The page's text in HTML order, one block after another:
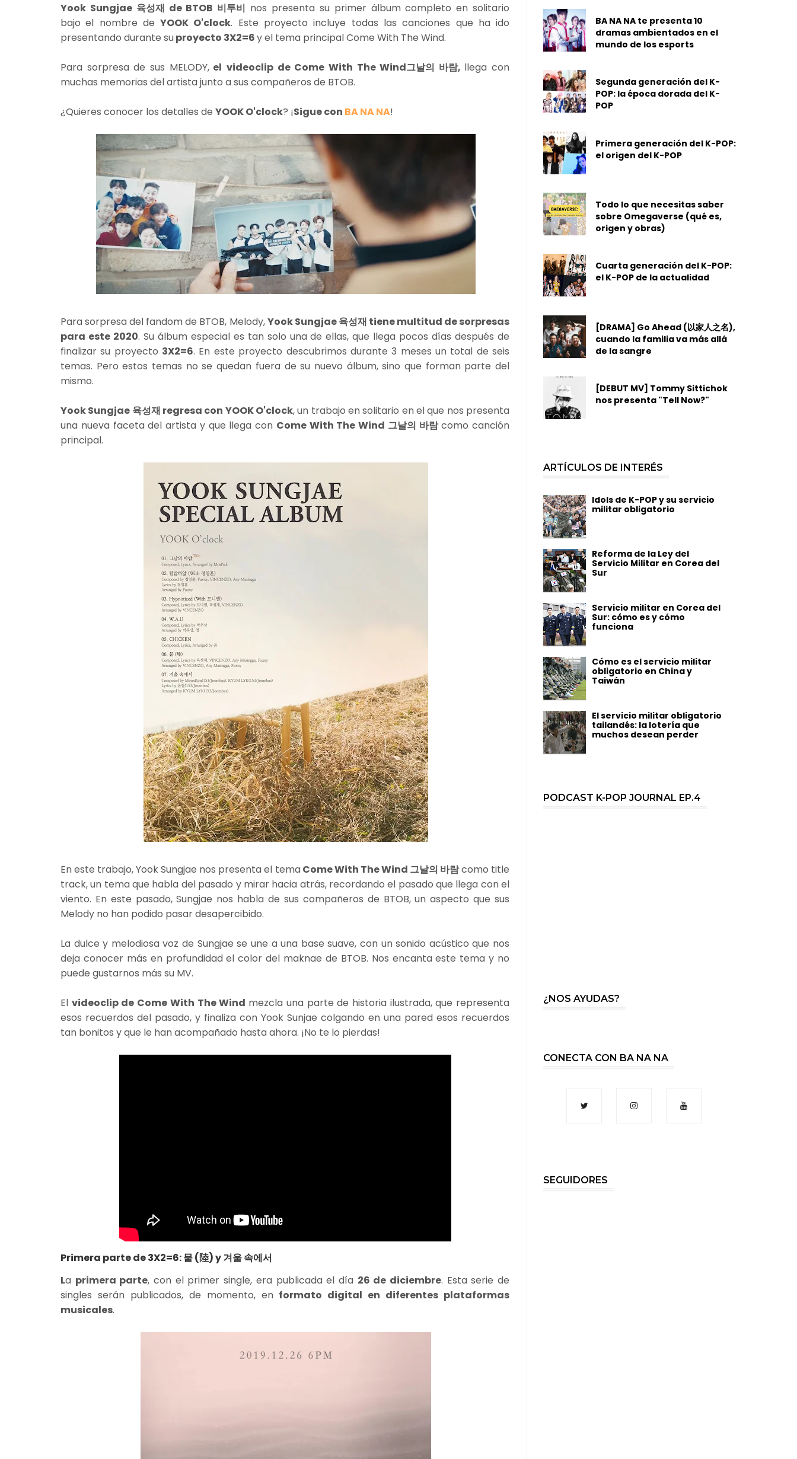
Yook Sungjae 육성재 de BTOB 비투비 nos presenta su primer álbum completo en solitario
bajo el nombre deYOOK O'clock. Este proyecto incluye todas las canciones que ha ido
presentando durante suproyecto 3X2=6y el tema principal Come With The Wind.
Para sorpresa de sus MELODY,el videoclip de Come With The Wind그날의 바람, llega con
muchas memorias del artista junto a sus compañeros de BTOB.
¿Quieres conocer los detalles de YOOK O'clock? ¡Sigue con BA NA NA!
Para sorpresa del fandom de BTOB, Melody,Yook Sungjae 육성재 tiene multitud de sorpresas
para este 2020. Su álbum especial es tan solo una de ellas, que llega pocos días después de
finalizar su proyecto 3X2=6. En este proyecto descubrimos durante 3 meses un total de seis
temas. Pero estos temas no se quedan fuera de su nuevo álbum, sino que forman parte del
mismo.
Yook Sungjae 육성재 regresa con YOOK O'clock, un trabajo en solitario en el que nos presenta
una nueva faceta del artista y que llega con Come With The Wind 그날의 바람como canción
principal.
En este trabajo, Yook Sungjae nos presenta el temaCome With The Wind 그날의 바람como title
track, un tema que habla del pasado y mirar hacia atrás, recordando el pasado que llega con el
viento. En este pasado, Sungjae nos habla de sus compañeros de BTOB, un aspecto que sus
Melody no han podido pasar desapercibido.
La dulce y melodiosa voz de Sungjae se une a una base suave, con un sonido acústico que nos
deja conocer más en profundidad el color del maknae de BTOB. Nos encanta este tema y no
puede gustarnos más su MV.
El videoclip de Come With The Wind mezcla una parte de historia ilustrada, que representa
esos recuerdos del pasado, y finaliza con Yook Sunjae colgando en una pared esos recuerdos
tan bonitos y que le han acompañado hasta ahora. ¡No te lo pierdas!
Primera parte de3X2=6:뭍 (陸)y 겨울 속에서
La primera parte, con el primer single, era publicada el día 26 de diciembre. Esta serie de
singles serán publicados, de momento, en formato digital en diferentes plataformas
musicales.
BA NA NA te presenta 10
dramas ambientados en el
mundo de los esports
Segunda generación del K-
POP: la época dorada del K-
POP
Primera generación del K-POP:
el origen del K-POP
Todo lo que necesitas saber
sobre Omegaverse (qué es,
origen y obras)
Cuarta generación del K-POP:
el K-POP de la actualidad
[DRAMA] Go Ahead (以家人之名),
cuando la familia va más allá
de la sangre
[DEBUT MV] Tommy Sittichok
nos presenta "Tell Now?"
ARTÍCULOS DE INTERÉS
Idols de K-POP y su servicio
militar obligatorio
Reforma de la Ley del
Servicio Militar en Corea del
Sur
Servicio militar en Corea del
Sur: cómo es y cómo
funciona
Cómo es el servicio militar
obligatorio en China y
Taiwán
El servicio militar obligatorio
tailandés: la lotería que
muchos desean perder
PODCAST K-POP JOURNAL EP.4
¿NOS AYUDAS?
CONECTA CON BA NA NA
SEGUIDORES